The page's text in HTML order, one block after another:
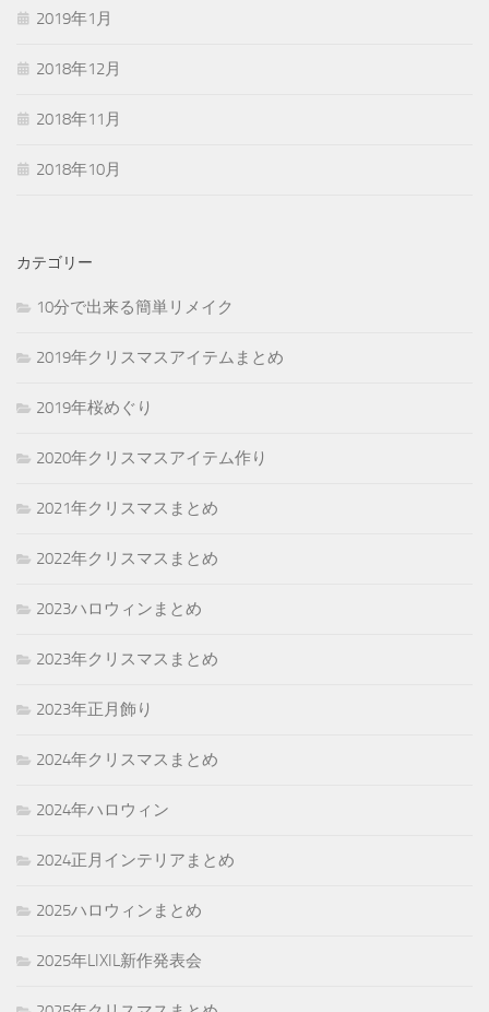
2019年1月
2018年12月
2018年11月
2018年10月
カテゴリー
10分で出来る簡単リメイク
2019年クリスマスアイテムまとめ
2019年桜めぐり
2020年クリスマスアイテム作り
2021年クリスマスまとめ
2022年クリスマスまとめ
2023ハロウィンまとめ
2023年クリスマスまとめ
2023年正月飾り
2024年クリスマスまとめ
2024年ハロウィン
2024正月インテリアまとめ
2025ハロウィンまとめ
2025年LIXIL新作発表会